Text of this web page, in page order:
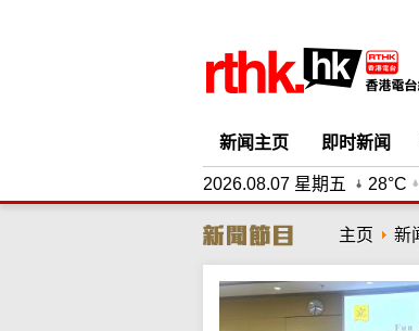
新闻主页 即时新闻
2026.08.07 星期五 28°C
主页 新